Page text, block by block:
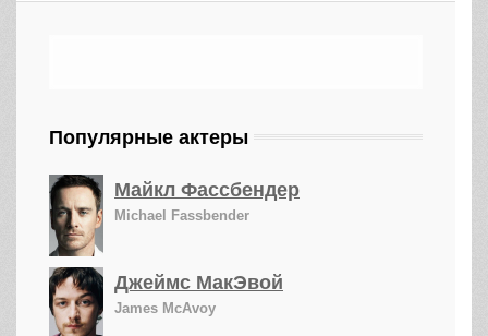
Популярные актеры
Майкл Фассбендер
Michael Fassbender
Джеймс МакЭвой
James McAvoy